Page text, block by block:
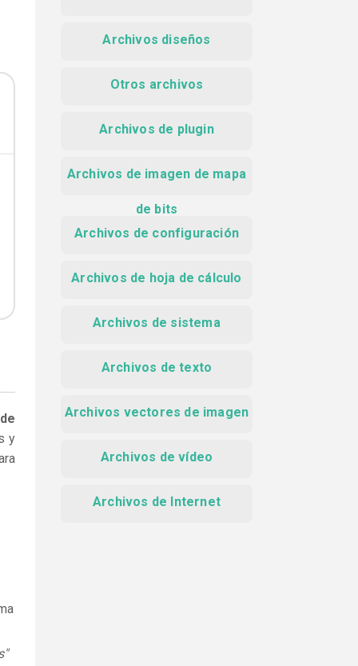
y
Archivos diseños
Otros archivos
Archivos de plugin
Archivos de imagen de mapa
de bits
Archivos de configuración
Archivos de hoja de cálculo
Archivos de sistema
Archivos de texto
Archivos vectores de imagen
Archivos de vídeo
Archivos de Internet